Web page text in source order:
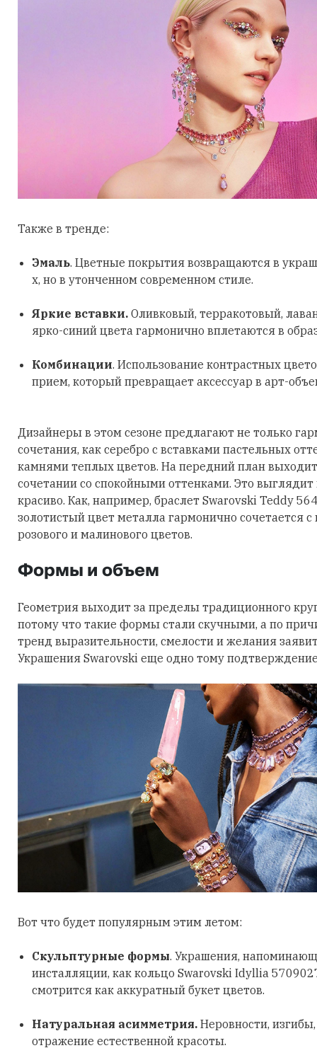
Также в тренде:
Эмаль. Цветные покрытия возвращаются в
х, но в утонченном современном стиле.
Яркие вставки. Оливковый, терракотовый,
ярко-синий цвета гармонично вплетаются в
Комбинации. Использование контрастных
прием, который превращает аксессуар в арт-
Дизайнеры в этом сезоне предлагают не только
сочетания, как серебро с вставками пастельных
камнями теплых цветов. На передний план
сочетании со спокойными оттенками. Это
красиво. Как, например, браслет Swarovski Teddy
золотистый цвет металла гармонично сочетается
розового и малинового цветов.
Формы и объем
Геометрия выходит за пределы традиционного
потому что такие формы стали скучными, а по
тренд выразительности, смелости и желания
Украшения Swarovski еще одно тому
Вот что будет популярным этим летом:
Скульптурные формы. Украшения,
инсталляции, как кольцо Swarovski Idyllia
смотрится как аккуратный букет цветов.
Натуральная асимметрия. Неровности,
отражение естественной красоты.